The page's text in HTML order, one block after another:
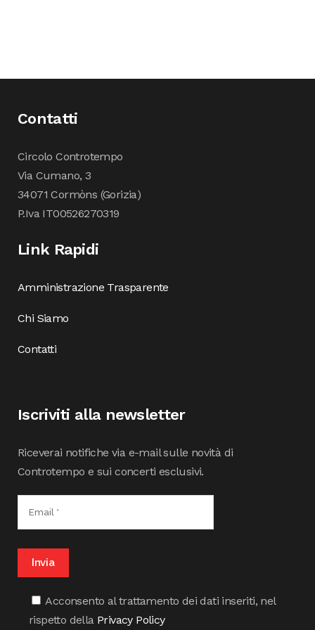
Contatti
Circolo Controtempo
Via Cumano, 3
34071 Cormòns (Gorizia)
P.Iva IT00526270319
Link Rapidi
Amministrazione Trasparente
Chi Siamo
Contatti
Iscriviti alla newsletter
Riceverai notifiche via e-mail sulle novità di
Controtempo e sui concerti esclusivi.
Acconsento al trattamento dei dati inseriti, nel
rispetto della Privacy Policy